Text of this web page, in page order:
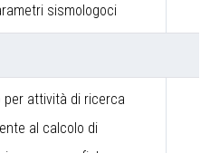
sismologoci
per attività di ricerca
al calcolo di